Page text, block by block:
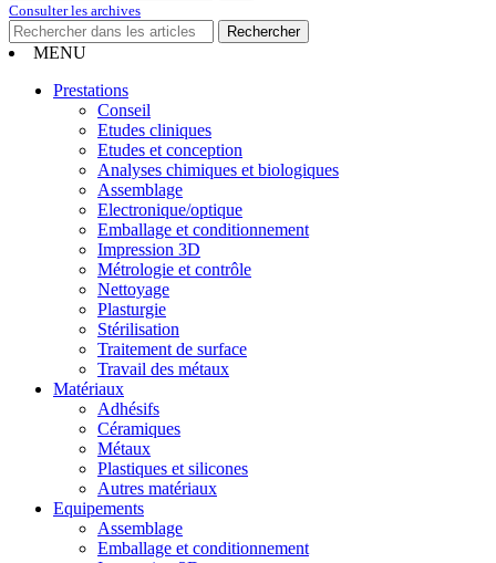
Consulter les archives
MENU
Prestations
Conseil
Etudes cliniques
Etudes et conception
Analyses chimiques et biologiques
Assemblage
Electronique/optique
Emballage et conditionnement
Impression 3D
Métrologie et contrôle
Nettoyage
Plasturgie
Stérilisation
Traitement de surface
Travail des métaux
Matériaux
Adhésifs
Céramiques
Métaux
Plastiques et silicones
Autres matériaux
Equipements
Assemblage
Emballage et conditionnement